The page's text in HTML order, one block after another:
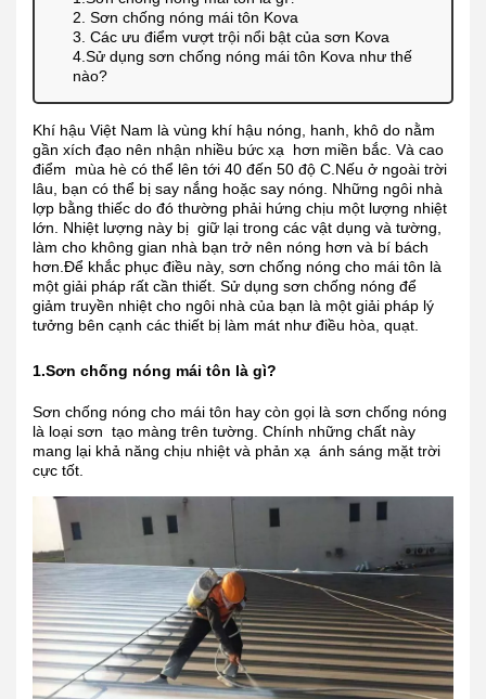
2. Sơn chống nóng mái tôn Kova
3. Các ưu điểm vượt trội nổi bật của sơn Kova
4.Sử dụng sơn chống nóng mái tôn Kova như thế
nào?
Khí hậu Việt Nam là vùng khí hậu nóng, hanh, khô do nằm
gần xích đạo nên nhận nhiều bức xạ hơn miền bắc. Và cao
điểm mùa hè có thể lên tới 40 đến 50 độ C.Nếu ở ngoài trời
lâu, bạn có thể bị say nắng hoặc say nóng. Những ngôi nhà
lợp bằng thiếc do đó thường phải hứng chịu một lượng nhiệt
lớn. Nhiệt lượng này bị giữ lại trong các vật dụng và tường,
làm cho không gian nhà bạn trở nên nóng hơn và bí bách
hơn.Để khắc phục điều này, sơn chống nóng cho mái tôn là
một giải pháp rất cần thiết. Sử dụng sơn chống nóng để
giảm truyền nhiệt cho ngôi nhà của bạn là một giải pháp lý
tưởng bên cạnh các thiết bị làm mát như điều hòa, quạt.
1.Sơn chống nóng mái tôn là gì?
Sơn chống nóng cho mái tôn hay còn gọi là sơn chống nóng
là loại sơn tạo màng trên tường. Chính những chất này
mang lại khả năng chịu nhiệt và phản xạ ánh sáng mặt trời
cực tốt.